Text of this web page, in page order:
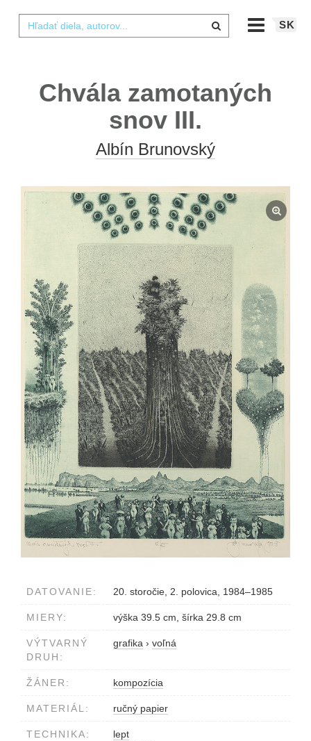
SK
Chvála zamotaných
snov III.
Albín Brunovský
DATOVANIE: 20. storočie, 2. polovica, 1984–1985
MIERY: výška 39.5 cm, šírka 29.8 cm
VÝTVARNÝ
DRUH:
grafika › voľná
ŽÁNER: kompozícia
MATERIÁL: ručný papier
TECHNIKA:
lept